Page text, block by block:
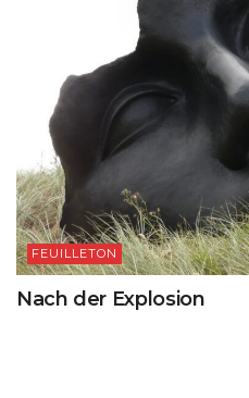
FEUILLETON
Nach der Explosion